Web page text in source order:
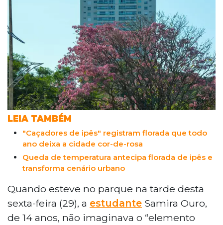
LEIA TAMBÉM
"Caçadores de ipês" registram florada que todo
ano deixa a cidade cor-de-rosa
Queda de temperatura antecipa florada de ipês e
transforma cenário urbano
Quando esteve no parque na tarde desta
sexta-feira (29), a estudante Samira Ouro,
de 14 anos, não imaginava o “elemento